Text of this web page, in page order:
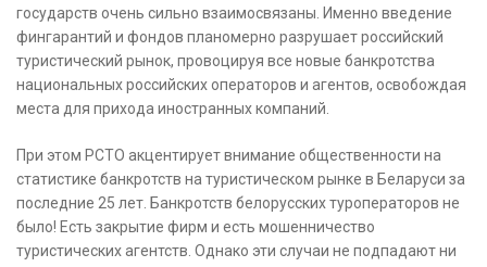
государств очень сильно взаимосвязаны. Именно введение
фингарантий и фондов планомерно разрушает российский
туристический рынок, провоцируя все новые банкротства
национальных российских операторов и агентов, освобождая
места для прихода иностранных компаний.
При этом РСТО акцентирует внимание общественности на
статистике банкротств на туристическом рынке в Беларуси за
последние 25 лет. Банкротств белорусских туроператоров не
было! Есть закрытие фирм и есть мошенничество
туристических агентств. Однако эти случаи не подпадают ни